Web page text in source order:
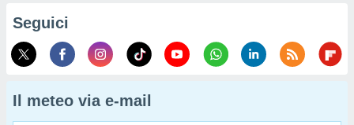
Seguici
Il meteo via e-mail